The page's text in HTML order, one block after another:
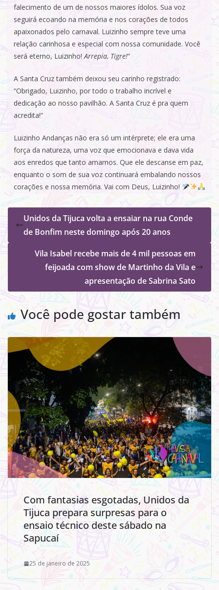
falecimento de um de nossos maiores ídolos. Sua voz
seguirá ecoando na memória e nos corações de todos
apaixonados pelo carnaval. Luizinho sempre teve uma
relação carinhosa e especial com nossa comunidade. Você
será eterno, Luizinho! Arrepia, Tigre!”
A Santa Cruz também deixou seu carinho registrado:
“Obrigado, Luizinho, por todo o trabalho incrível e
dedicação ao nosso pavilhão. A Santa Cruz é pra quem
acredita!”
Luizinho Andanças não era só um intérprete; ele era uma
força da natureza, uma voz que emocionava e dava vida
aos enredos que tanto amamos. Que ele descanse em paz,
enquanto o som de sua voz continuará embalando nossos
corações e nossa memória. Vai com Deus, Luizinho!
Unidos da Tijuca volta a ensaiar na rua Conde
de Bonfim neste domingo após 20 anos
Vila Isabel recebe mais de 4 mil pessoas em
feijoada com show de Martinho da Vila e
apresentação de Sabrina Sato
Você pode gostar também
Com fantasias esgotadas, Unidos da
Tijuca prepara surpresas para o
ensaio técnico deste sábado na
Sapucaí
25 de janeiro de 2025